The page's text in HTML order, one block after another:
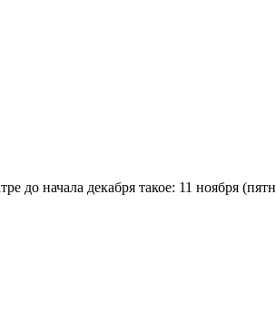
начала декабря такое: 11 ноября